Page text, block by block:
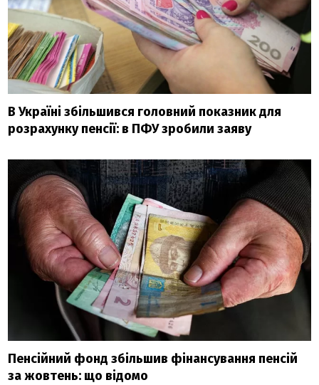
В Україні збільшився головний показник для
розрахунку пенсії: в ПФУ зробили заяву
Пенсійний фонд збільшив фінансування пенсій
за жовтень: що відомо